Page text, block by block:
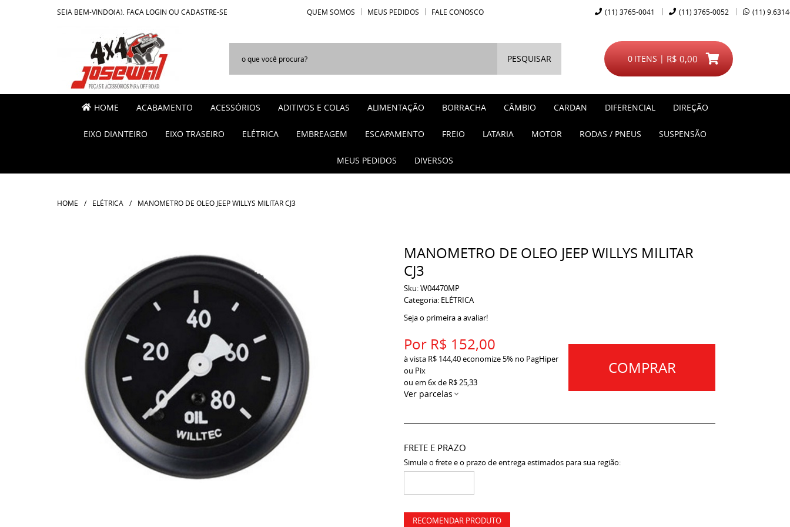
SEJA BEM-VINDO(A), FAÇA LOGIN OU CADASTRE-SE QUEM SOMOS MEUS PEDIDOS FALE CONOSCO (11) 3765-0041 (11) 3765-0052 (11)
PESQUISAR ITENS
0 R$ 0,00
HOME ACABAMENTO ACESSÓRIOS ADITIVOS E COLAS ALIMENTAÇÃO BORRACHA CÂMBIO CARDAN DIFERENCIAL DIREÇÃO
EIXO DIANTEIRO EIXO TRASEIRO ELÉTRICA EMBREAGEM ESCAPAMENTO FREIO LATARIA MOTOR RODAS / PNEUS SUSPENSÃO
MEUS PEDIDOS DIVERSOS
HOME ELÉTRICA MANOMETRO DE OLEO JEEP WILLYS MILITAR CJ3
MANOMETRO DE OLEO JEEP WILLYS MILITAR
CJ3
Sku:W04470MP
Categoria: ELÉTRICA
Seja o primeira a avaliar!
Por R$ 152,00
à vista R$ 144,40economize 5% no PagHiper
ou Pix
ou em 6xde R$ 25,33
Ver parcelas
COMPRAR
FRETE E PRAZO
Simule o frete e o prazo de entrega estimados para sua região:
RECOMENDAR PRODUTO